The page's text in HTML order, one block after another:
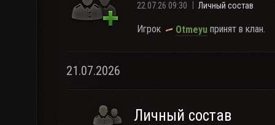
22.07.26 09:30 Личный состав
Игрок Otmeyu принят в клан.
21.07.2026
Личный состав